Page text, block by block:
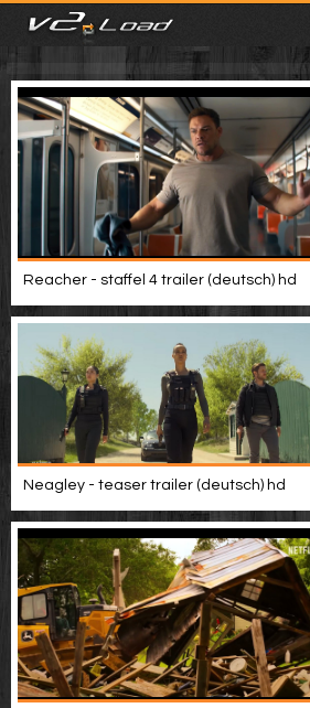
meist gesehen
neuste
kategorien
Menu
mit facebook anmelden
Informationen
Video suchen
Reacher - staffel 4 trailer (deutsch) hd
Neagley - teaser trailer (deutsch) hd